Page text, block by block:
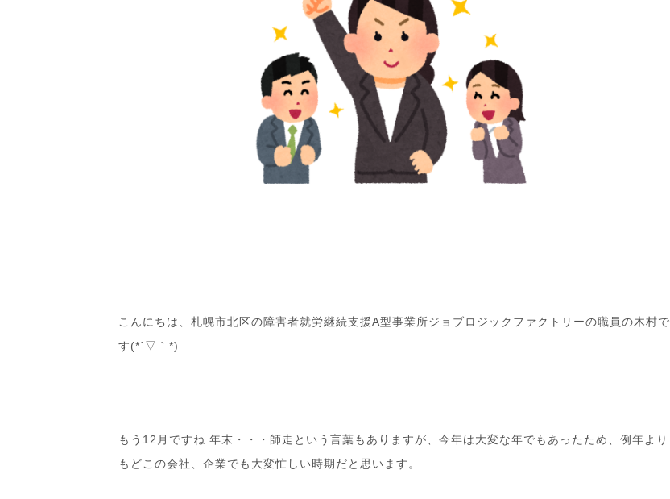
こんにちは、札幌市北区の障害者就労継続支援A型事業所ジョブロジックファクトリーの職員の木村で
す(*´▽｀*)
もう12月ですね 年末・・・師走という言葉もありますが、今年は大変な年でもあったため、例年より
もどこの会社、企業でも大変忙しい時期だと思います。